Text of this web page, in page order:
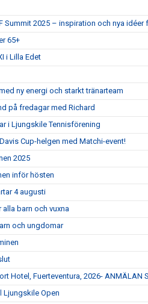
Summit 2025 – inspiration och nya
65+
i Lilla Edet
ny energi och starkt tränarteam
på fredagar med Richard
i Ljungskile Tennisförening
Cup-helgen med Matchi-event!
2025
inför hösten
4 augusti
barn och vuxna
och ungdomar
Hotel, Fuerteventura, 2026- ANMÄLAN
Ljungskile Open